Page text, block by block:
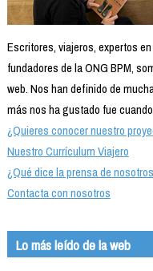
Escritores, viajeros, expertos
fundadores de la ONG BPM,
web. Nos han definido de
más nos ha gustado fue
¿Quieres conocer nuestro
Nuestro Currículum Viajero
¿Qué dice la prensa de
Contacta con nosotros
Lo más leído de la web